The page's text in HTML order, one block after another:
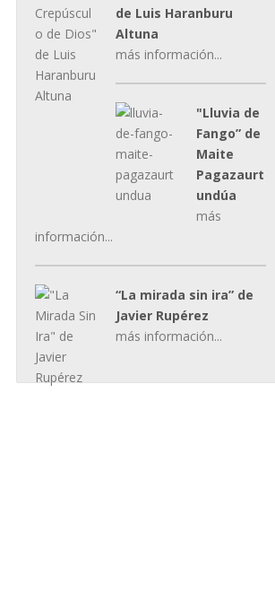
de Luis Haranburu
Altuna
más información...
"Lluvia de
Fango” de
Maite
Pagazaurt
undúa
más
información...
“La mirada sin ira” de
Javier Rupérez
más información...